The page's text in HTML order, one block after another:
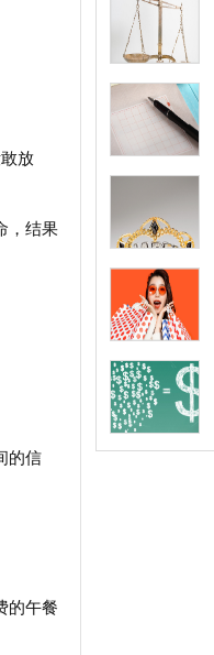
放
，结果
的信
的午餐